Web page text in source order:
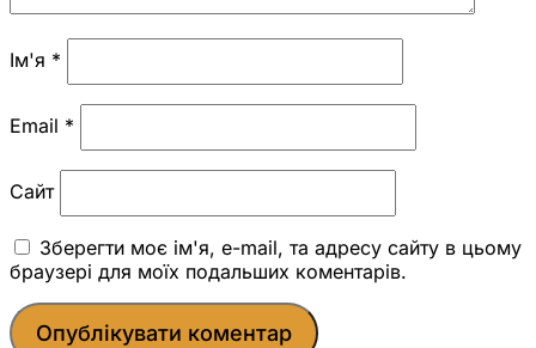
Ім'я *
Email *
Сайт
Зберегти моє ім'я, e-mail, та адресу сайту в цьому
браузері для моїх подальших коментарів.